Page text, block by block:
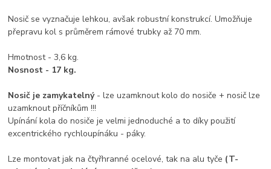
Nosič se vyznačuje lehkou, avšak robustní konstrukcí. Umožňuje
přepravu kol s průměrem rámové trubky až 70 mm.
Hmotnost - 3,6 kg.
Nosnost - 17 kg.
Nosič je zamykatelný - lze uzamknout kolo do nosiče + nosič lze
uzamknout příčníkům !!!
Upínání kola do nosiče je velmi jednoduché a to díky použití
excentrického rychloupínáku - páky.
Lze montovat jak na čtyřhranné ocelové, tak na alu tyče (T-